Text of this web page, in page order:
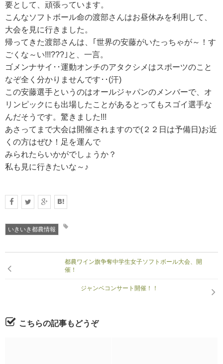
要として、頑張っています。
こんなソフトボール命の渡部さんはお昼休みを利用して、
大会を見に行きました。
帰ってきた渡部さんは、｢世界の安藤がいたっちゃが～！す
ごくな～い!!!???｣と、一言。
ゴメンナサイ･･運動オンチのアタクシメはスポーツのこと
なぞ全く分かりませんです･･(汗)
この安藤選手というのはオールジャパンのメンバーで、オ
リンピックにも出場したことがあるとってもスゴイ選手な
んだそうです。驚きました!!!
あさってまで大会は開催されますので(２２日は予備日)お近
くの方はぜひ！足を運んで
みられたらいかがでしょうか？
私も見に行きたいな～♪
いきいき都農情報
都農ワイン旗争奪中学生女子ソフトボール大会、開
催！
ジャンベコンサート開催！！
こちらの記事もどうぞ